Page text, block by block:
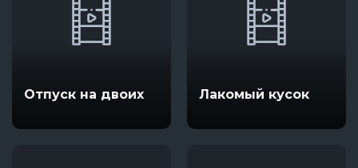
Отпуск на двоих Лакомый кусок